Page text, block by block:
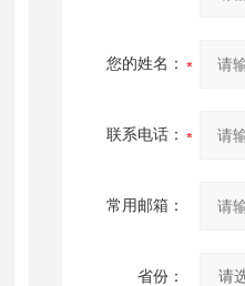
您的姓名：
联系电话：
常用邮箱：
省份：